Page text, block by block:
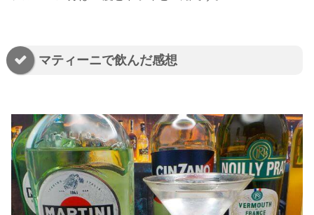
マティーニで飲んだ感想